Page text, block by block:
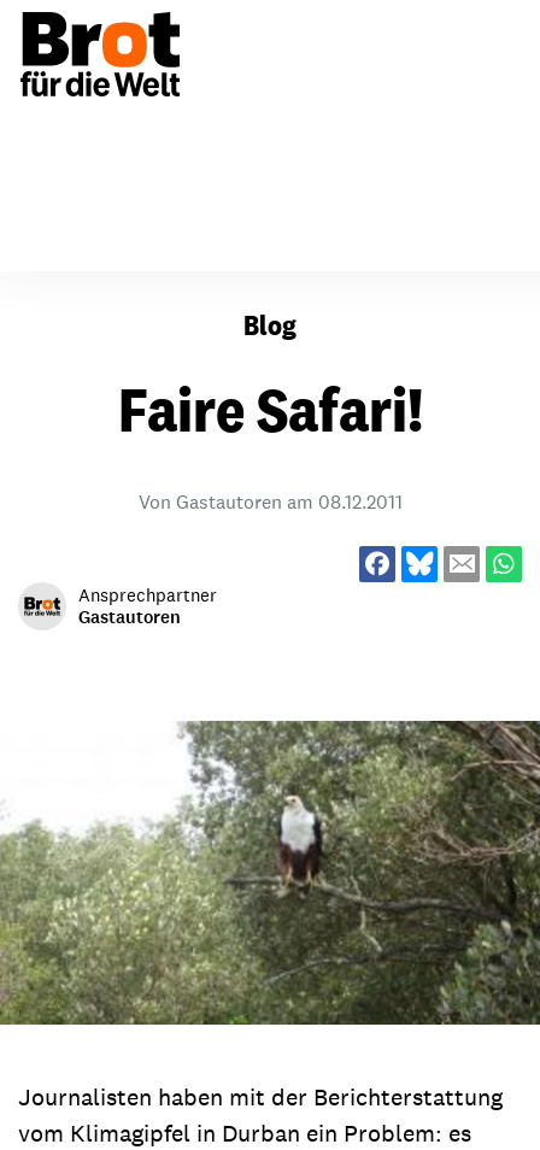
Blog
Faire Safari!
Von Gastautoren am 08.12.2011
Ansprechpartner
Gastautoren
Journalisten haben mit der Berichterstattung
vom Klimagipfel in Durban ein Problem: es